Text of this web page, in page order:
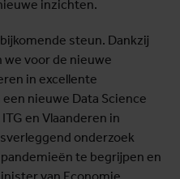
inzichten.
steun. Dankzij
voor de nieuwe
in excellente
nieuwe Data Science
en Vlaanderen in
onderzoek
te begrijpen en
van Economie,